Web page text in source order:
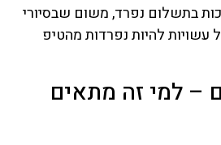
בתשלום נפרד, משום שבסיורי
עשויות להיות נפרדות מהטיפ
– למי זה מתאים